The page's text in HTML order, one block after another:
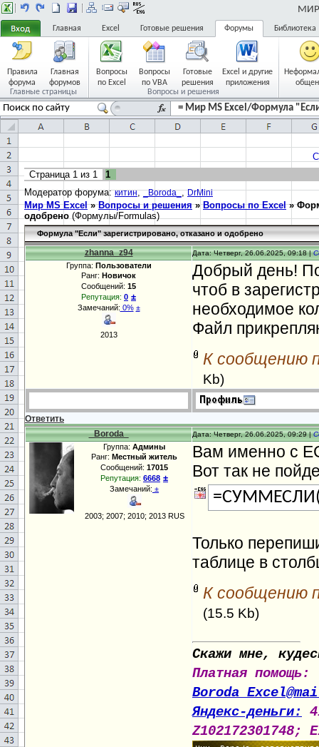
МИР
Главная Excel Готовые решения Форумы Библиотека
Правила
форума
Главная
форумов
Главные страницы
Вопросы
по Excel
Вопросы
по VBA
Готовые
решения
Excel и другие
приложения
Вопросы и решения
= Мир MS Excel/Формула
Страница 1 из 1
1
Модератор форума:китин,_Boroda_,DrMini
Мир MS Excel » Вопросы и решения » Вопросы по Excel »
одобрено (Формулы/Formulas)
Формула "Если" зарегистрировано, отказано и одобрено
zhanna_z94 Дата: Четверг, 26.06.2025, 09:18 |
Группа: Пользователи
Ранг: Новичок
Сообщений: 15
Репутация: 0 ±
Замечаний: 0% ±
2013
Добрый день!
чтоб в
необходимое
Файл
К сообщению
Kb)
Ответить
_Boroda_
Дата: Четверг, 26.06.2025, 09:29 |
Группа: Админы
Ранг: Местный житель
Сообщений: 17015
Репутация: 6668 ±
Замечаний: ±
2003; 2007; 2010; 2013 RUS
Вам именно с
Вот так не
Только
таблице в
К сообщению
(15.5 Kb)
Скажи мне,
Платная помощь:
Яндекс-деньги:
Z102172301748;